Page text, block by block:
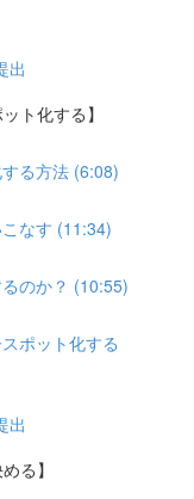
出
ト化する】
る方法 (6:08)
なす (11:34)
のか？ (10:55)
ポット化する
出
る】